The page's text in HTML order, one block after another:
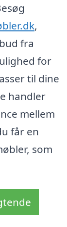
,
fra
for
til dine
handler
mellem
får en
som